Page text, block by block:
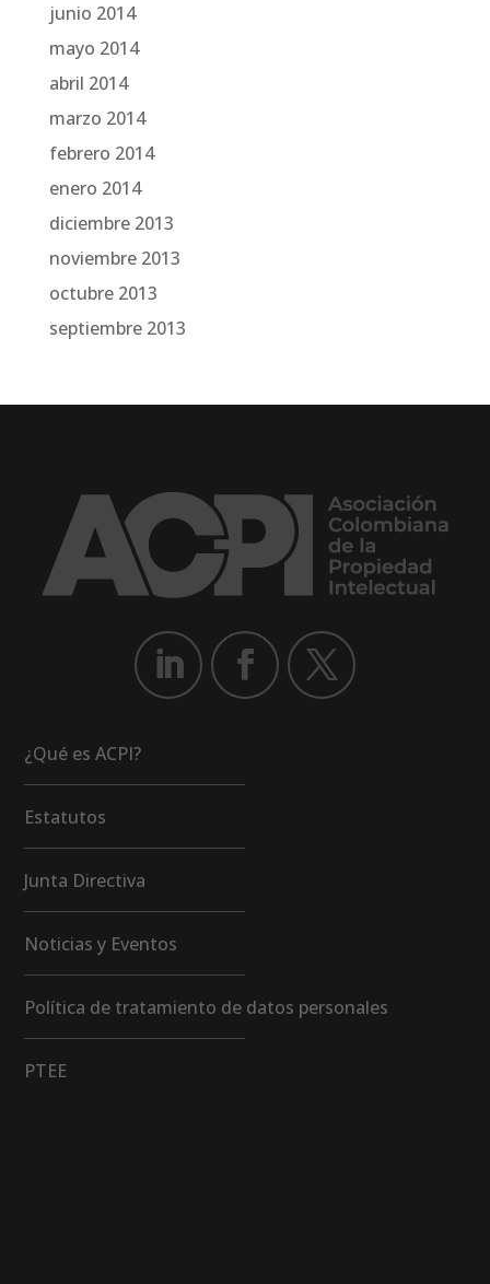
junio 2014
mayo 2014
abril 2014
marzo 2014
febrero 2014
enero 2014
diciembre 2013
noviembre 2013
octubre 2013
septiembre 2013
¿Qué es ACPI?
Estatutos
Junta Directiva
Noticias y Eventos
Política de tratamiento de datos personales
PTEE